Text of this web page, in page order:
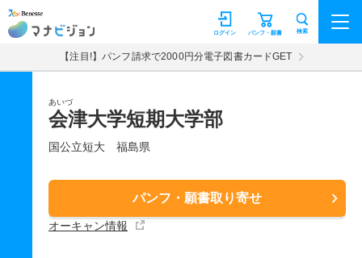
マナビジョン パンフ・願書
ログイン 検索
【注目!】パンフ請求で2000円分電子図書カードGET
あいづ
会津大学短期大学部
国公立短大 福島県
パンフ・願書取り寄せ
オーキャン情報